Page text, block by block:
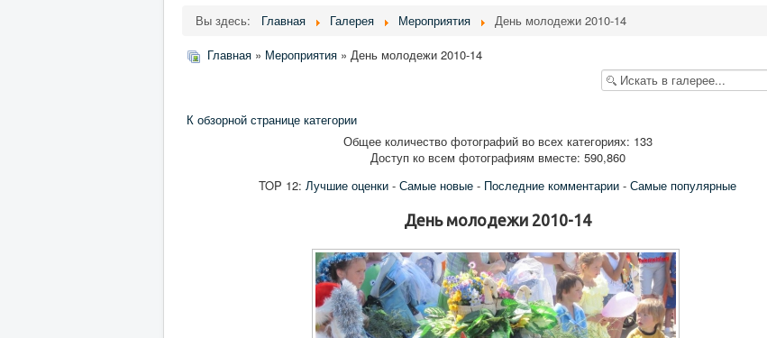
Вы здесь: Главная Галерея Мероприятия
День молодежи 2010-14
Главная » Мероприятия » День молодежи 2010-14
К обзорной странице категории
Общее количество фотографий во всех категориях: 133
Доступ ко всем фотографиям вместе: 590,860
TOP 12: Лучшие оценки - Самые новые - Последние комментарии - Самые популярные
День молодежи 2010-14